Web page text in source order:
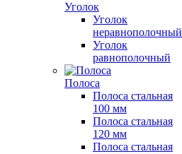
Уголок
Уголок
неравнополочный
Уголок
равнополочный
Полоса
Полоса стальная
100 мм
Полоса стальная
120 мм
Полоса стальная